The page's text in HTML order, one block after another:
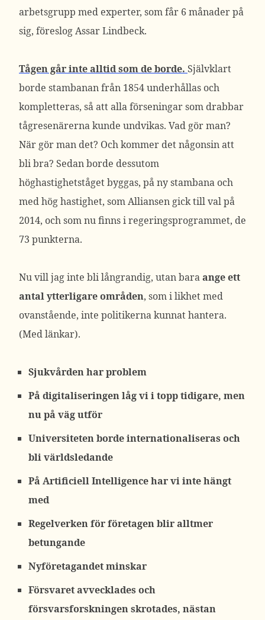
arbetsgrupp med experter, som får 6 månader på
sig, föreslog Assar Lindbeck.
Tågen går inte alltid som de borde. Självklart
borde stambanan från 1854 underhållas och
kompletteras, så att alla förseningar som drabbar
tågresenärerna kunde undvikas. Vad gör man?
När gör man det? Och kommer det någonsin att
bli bra? Sedan borde dessutom
höghastighetståget byggas, på ny stambana och
med hög hastighet, som Alliansen gick till val på
2014, och som nu finns i regeringsprogrammet, de
73 punkterna.
Nu vill jag inte bli långrandig, utan baraange ett
antal ytterligare områden, som i likhet med
ovanstående, inte politikerna kunnat hantera.
(Med länkar).
Sjukvården har problem
På digitaliseringen låg vi i topp tidigare, men
nu på väg utför
Universiteten borde internationaliseras och
bli världsledande
På Artificiell Intelligence har vi inte hängt
med
Regelverken för företagen blir alltmer
betungande
Nyföretagandet minskar
Försvaret avvecklades och
försvarsforskningen skrotades, nästan